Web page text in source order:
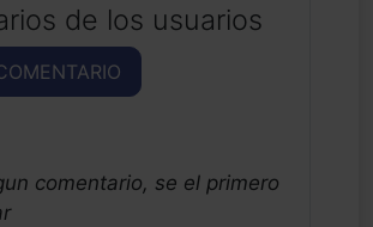
de los usuarios
comentario, se el primero